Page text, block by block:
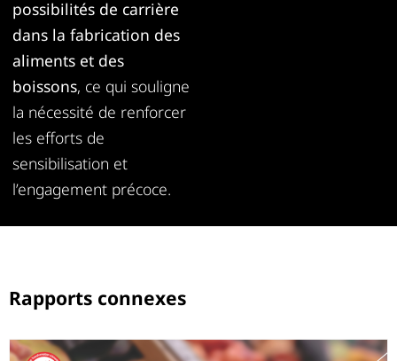
possibilités de carrière
dans la fabrication des
aliments et des
boissons, ce qui souligne
la nécessité de renforcer
les efforts de
sensibilisation et
l’engagement précoce.
Rapports connexes